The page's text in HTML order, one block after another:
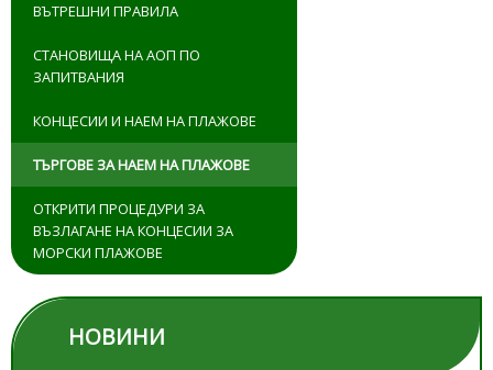
ВЪТРЕШНИ ПРАВИЛА
СТАНОВИЩА НА АОП ПО
ЗАПИТВАНИЯ
КОНЦЕСИИ И НАЕМ НА ПЛАЖОВЕ
ТЪРГОВЕ ЗА НАЕМ НА ПЛАЖОВЕ
ОТКРИТИ ПРОЦЕДУРИ ЗА
ВЪЗЛАГАНЕ НА КОНЦЕСИИ ЗА
МОРСКИ ПЛАЖОВЕ
НОВИНИ